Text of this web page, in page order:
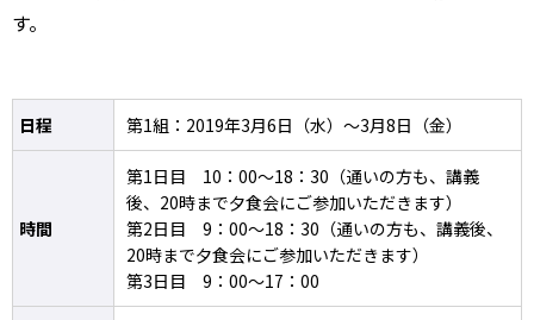
す。
日程 第1組：2019年3月6日（水）～3月8日（金）
時間
第1日目 10：00～18：30（通いの方も、講義
後、20時まで夕食会にご参加いただきます）
第2日目 9：00～18：30（通いの方も、講義後、
20時まで夕食会にご参加いただきます）
第3日目 9：00～17：00